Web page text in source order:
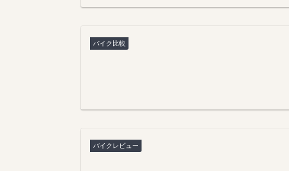
バイク比較
バイクレビュー